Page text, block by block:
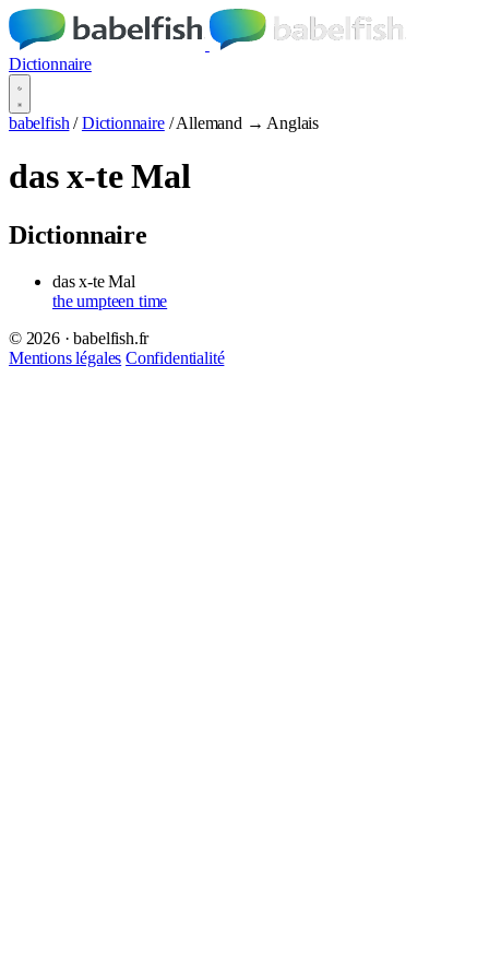
Dictionnaire
babelfish / Dictionnaire / Allemand → Anglais
das x-te Mal
Dictionnaire
das x-te Mal
the umpteen time
© 2026 · babelfish.fr
Mentions légales Confidentialité